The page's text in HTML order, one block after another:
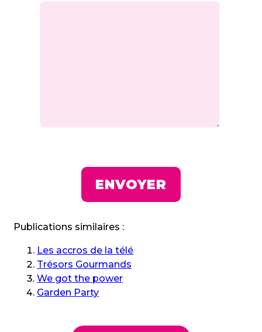
Publications similaires :
Les accros de la télé
Trésors Gourmands
We got the power
Garden Party